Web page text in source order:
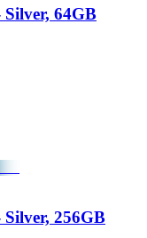
64GB
256GB